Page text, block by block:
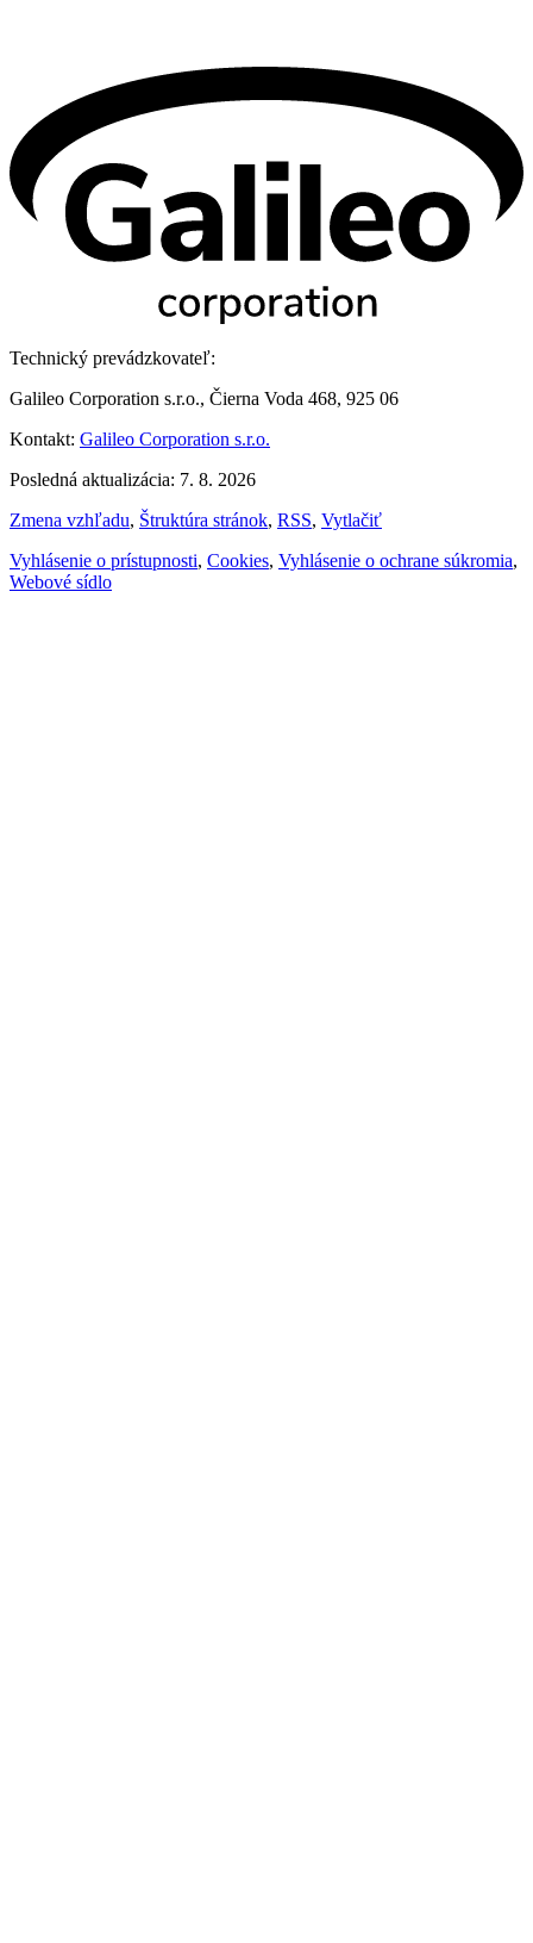
Technický prevádzkovateľ:
Galileo Corporation s.r.o., Čierna Voda 468, 925 06
Kontakt: Galileo Corporation s.r.o.
Posledná aktualizácia: 7. 8. 2026
Zmena vzhľadu, Štruktúra stránok, RSS, Vytlačiť
Vyhlásenie o prístupnosti, Cookies, Vyhlásenie o ochrane súkromia,
Webové sídlo